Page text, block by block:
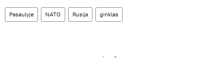
Pasaulyje NATO Rusija ginklas